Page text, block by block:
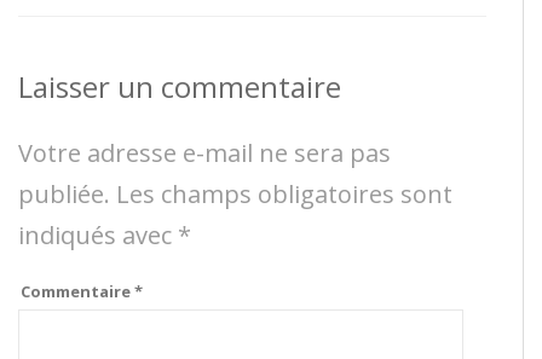
Laisser un commentaire
Votre adresse e-mail ne sera pas
publiée. Les champs obligatoires sont
indiqués avec *
Commentaire*